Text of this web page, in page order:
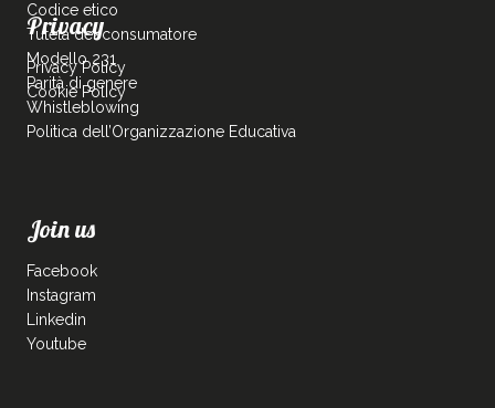
Codice etico
Tutela del consumatore
Modello 231
Parità di genere
Whistleblowing
Politica dell’Organizzazione Educativa
Privacy
Privacy Policy
Cookie Policy
Join us
Facebook
Instagram
Linkedin
Youtube